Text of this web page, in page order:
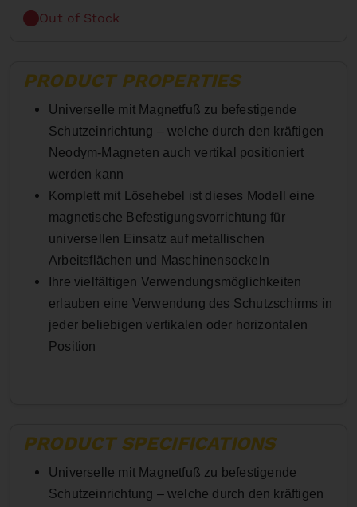
Out of Stock
PRODUCT PROPERTIES
Universelle mit Magnetfuß zu befestigende
Schutzeinrichtung – welche durch den kräftigen
Neodym-Magneten auch vertikal positioniert
werden kann
Komplett mit Lösehebel ist dieses Modell eine
magnetische Befestigungsvorrichtung für
universellen Einsatz auf metallischen
Arbeitsflächen und Maschinensockeln
Ihre vielfältigen Verwendungsmöglichkeiten
erlauben eine Verwendung des Schutzschirms in
jeder beliebigen vertikalen oder horizontalen
Position
PRODUCT SPECIFICATIONS
Universelle mit Magnetfuß zu befestigende
Schutzeinrichtung – welche durch den kräftigen